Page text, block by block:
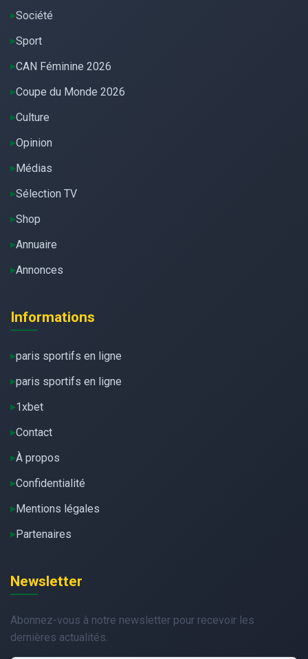
Société
Sport
CAN Féminine 2026
Coupe du Monde 2026
Culture
Opinion
Médias
Sélection TV
Shop
Annuaire
Annonces
Informations
paris sportifs en ligne
paris sportifs en ligne
1xbet
Contact
À propos
Confidentialité
Mentions légales
Partenaires
Newsletter
Abonnez-vous à notre newsletter pour recevoir les
dernières actualités.